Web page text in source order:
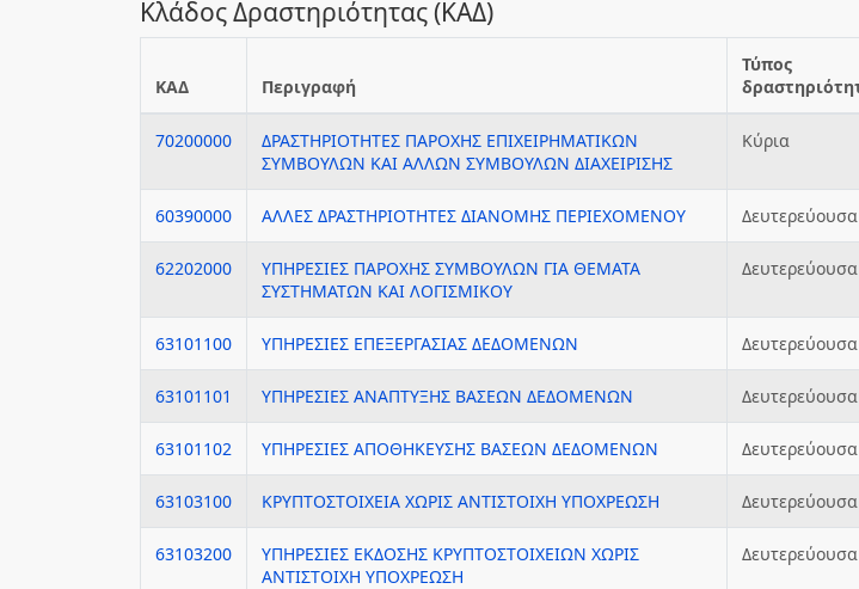
Κλάδος Δραστηριότητας (ΚΑΔ)
ΚΑΔ Περιγραφή
Τύπος
70200000
ΔΡΑΣΤΗΡΙΟΤΗΤΕΣ ΠΑΡΟΧΗΣ ΕΠΙΧΕΙΡΗΜΑΤΙΚΩΝ
ΣΥΜΒΟΥΛΩΝ ΚΑΙ ΑΛΛΩΝ ΣΥΜΒΟΥΛΩΝ ΔΙΑΧΕΙΡΙΣΗΣ
Κύρια
60390000 ΑΛΛΕΣ ΔΡΑΣΤΗΡΙΟΤΗΤΕΣ ΔΙΑΝΟΜΗΣ ΠΕΡΙΕΧΟΜΕΝΟΥ Δευτερεύουσα
62202000
ΥΠΗΡΕΣΙΕΣ ΠΑΡΟΧΗΣ ΣΥΜΒΟΥΛΩΝ ΓΙΑ ΘΕΜΑΤΑ
ΣΥΣΤΗΜΑΤΩΝ ΚΑΙ ΛΟΓΙΣΜΙΚΟΥ
Δευτερεύουσα
63101100 ΥΠΗΡΕΣΙΕΣ ΕΠΕΞΕΡΓΑΣΙΑΣ ΔΕΔΟΜΕΝΩΝ Δευτερεύουσα
63101101 ΥΠΗΡΕΣΙΕΣ ΑΝΑΠΤΥΞΗΣ ΒΑΣΕΩΝ ΔΕΔΟΜΕΝΩΝ Δευτερεύουσα
63101102 ΥΠΗΡΕΣΙΕΣ ΑΠΟΘΗΚΕΥΣΗΣ ΒΑΣΕΩΝ ΔΕΔΟΜΕΝΩΝ Δευτερεύουσα
63103100 ΚΡΥΠΤΟΣΤΟΙΧΕΙΑ ΧΩΡΙΣ ΑΝΤΙΣΤΟΙΧΗ ΥΠΟΧΡΕΩΣΗ Δευτερεύουσα
63103200
ΥΠΗΡΕΣΙΕΣ ΕΚΔΟΣΗΣ ΚΡΥΠΤΟΣΤΟΙΧΕΙΩΝ ΧΩΡΙΣ
ΑΝΤΙΣΤΟΙΧΗ ΥΠΟΧΡΕΩΣΗ
Δευτερεύουσα